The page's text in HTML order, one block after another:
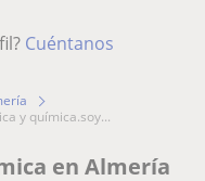
Cuéntanos
y química.soy...
en Almería